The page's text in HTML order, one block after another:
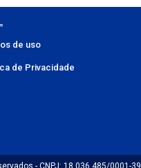
de uso
de Privacidade
- CNPJ: 18.036.485/0001-39